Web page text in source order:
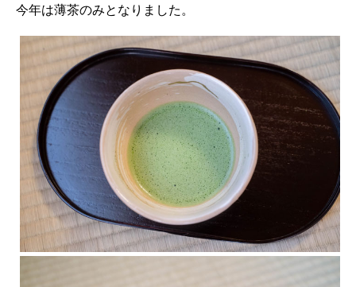
今年は薄茶のみとなりました。